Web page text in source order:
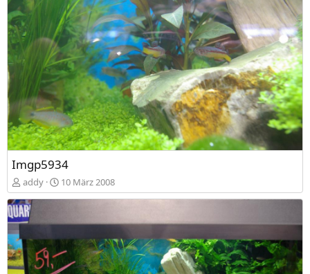
Imgp5934
addy 10 März 2008